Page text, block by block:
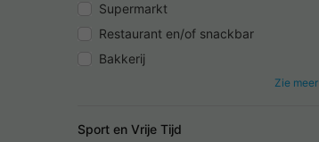
Supermarkt
Restaurant en/of snackbar
Bakkerij
Zie meer
Sport en Vrije Tijd